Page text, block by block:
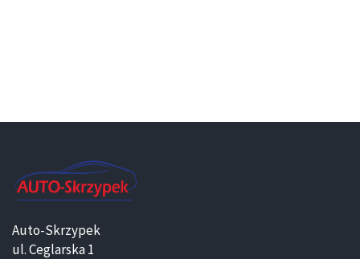
Auto-Skrzypek
ul. Ceglarska 1